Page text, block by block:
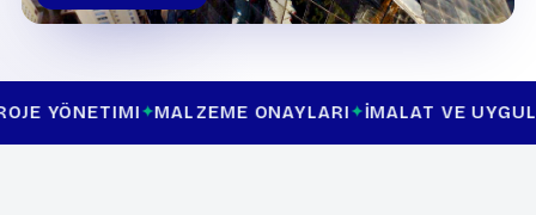
MALZEME ONAYLARI İMALAT VE UYGULAMA